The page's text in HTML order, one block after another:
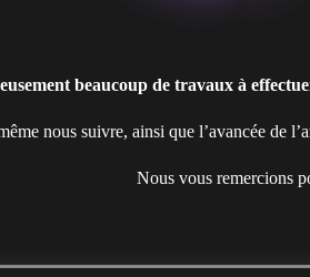
beaucoup de travaux à
nous suivre, ainsi que l’avancée de
Nous vous remercions